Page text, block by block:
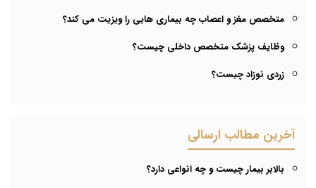
متخصص مغز و اعصاب چه بیماری هایی را ویزیت می کند؟
وظایف پزشک متخصص داخلی چیست؟
زردی نوزاد چیست؟
آخرین مطالب ارسالی
بالابر بیمار چیست و چه انواعی دارد؟